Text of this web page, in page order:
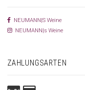
NEUMANN|S Weine
NEUMANN|s Weine
ZAHLUNGSARTEN